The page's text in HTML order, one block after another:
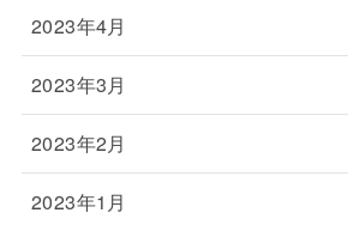
2023年4月
2023年3月
2023年2月
2023年1月